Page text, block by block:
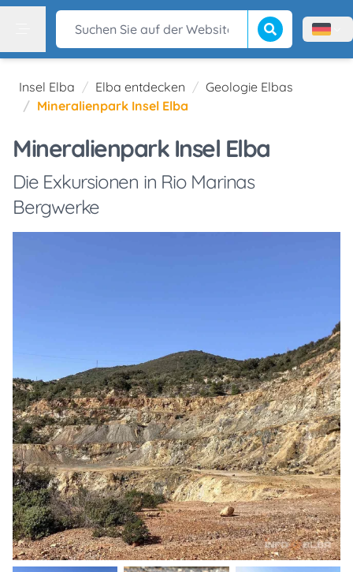
Suchen Sie auf der Website Suche beginnen
Menù
Insel Elba Elba entdecken
Geologie Elbas
Mineralienpark Insel Elba
Mineralienpark Insel Elba
Die Exkursionen in Rio Marinas
Bergwerke